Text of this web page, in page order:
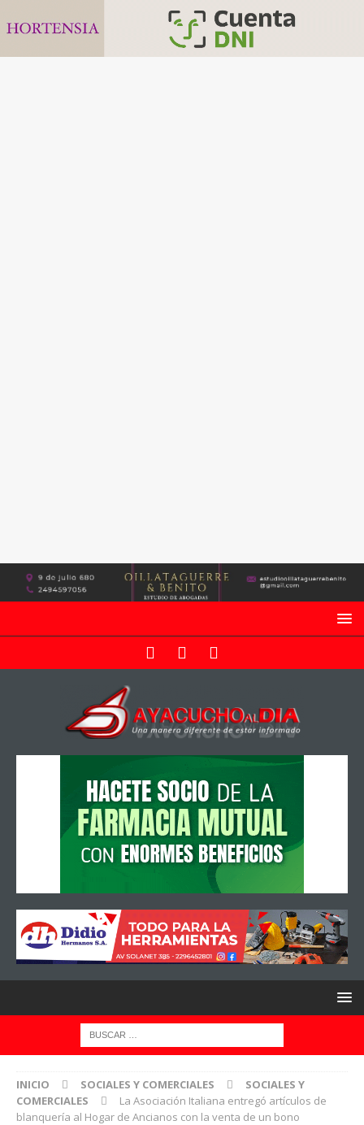
INICIO SOCIALES Y COMERCIALES
SOCIALES Y
COMERCIALES
La Asociación Italiana entregó artículos de
blanquería al Hogar de Ancianos con la venta de un bono